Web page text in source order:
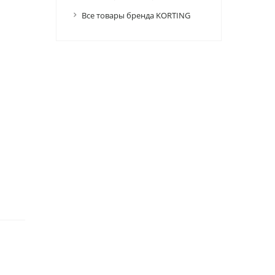
Все товары бренда KORTING